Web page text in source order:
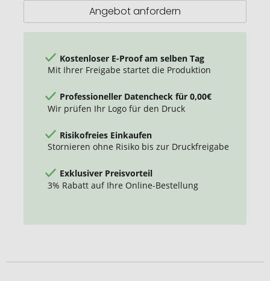
Angebot anfordern
Kostenloser E-Proof am selben Tag
Mit Ihrer Freigabe startet die Produktion
Professioneller Datencheck für 0,00€
Wir prüfen Ihr Logo für den Druck
Risikofreies Einkaufen
Stornieren ohne Risiko bis zur Druckfreigabe
Exklusiver Preisvorteil
3% Rabatt auf Ihre Online-Bestellung